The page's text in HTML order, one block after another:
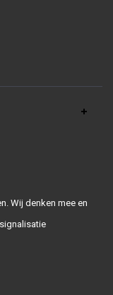
Wij denken mee en